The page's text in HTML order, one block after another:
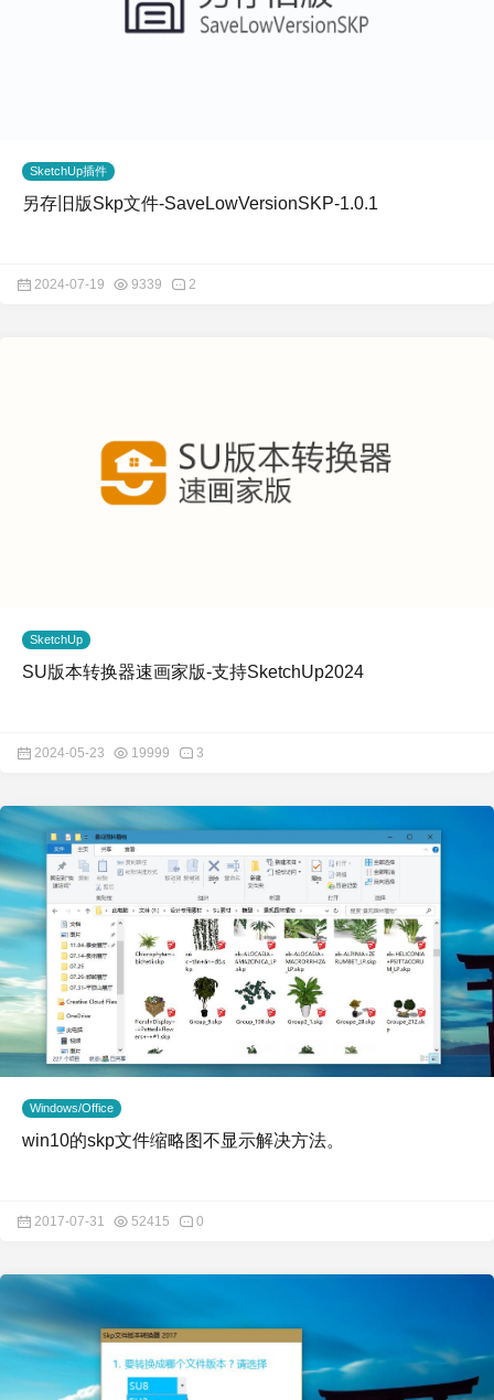
SketchUp插件
另存旧版Skp文件-SaveLowVersionSKP-1.0.1
2024-07-19 9339 2
SketchUp
SU版本转换器速画家版-支持SketchUp2024
2024-05-23 19999 3
Windows/Office
win10的skp文件缩略图不显示解决方法。
2017-07-31 52415 0